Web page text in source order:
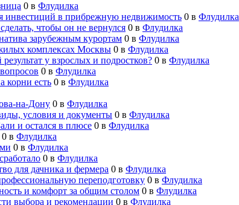
0 в Флудилка
инвестиций в прибрежную недвижимость 0 в Флудилка
чтобы он не вернулся 0 в Флудилка
зарубежным курортам 0 в Флудилка
комплексах Москвы 0 в Флудилка
у взрослых и подростков? 0 в Флудилка
0 в Флудилка
корни есть 0 в Флудилка
на-Дону 0 в Флудилка
условия и документы 0 в Флудилка
и остался в плюсе 0 в Флудилка
0 в Флудилка
0 в Флудилка
0 в Флудилка
для дачника и фермера 0 в Флудилка
переподготовку 0 в Флудилка
и комфорт за общим столом 0 в Флудилка
выбора и рекомендации 0 в Флудилка